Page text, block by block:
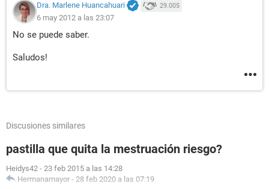
Dra. Marlene Huancahuari 29.005
6 may 2012 a las 23:07
No se puede saber.
Saludos!
Discusiones similares
pastilla que quita la mestruación riesgo?
Heidys42 - 23 feb 2015 a las 14:28
Hermanamayor - 28 feb 2020 a las 07:19